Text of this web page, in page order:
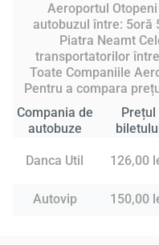
Aeroportul
autobuzul între: 5oră
Piatra Neamt
transportatorilor
Toate Companiile
Pentru a compara
Compania de
autobuze
Prețul
Danca Util 126,00
Autovip
150,00